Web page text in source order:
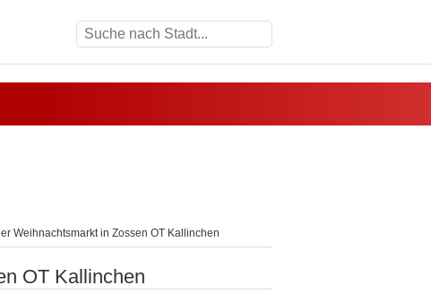
Weihnachtsmarkt in Zossen OT Kallinchen
OT Kallinchen